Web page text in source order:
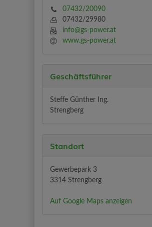
07432/20090
07432/29980
info@gs-power.at
www.gs-power.at
Geschäftsführer
Steffe Günther Ing.
Strengberg
Standort
Gewerbepark 3
3314 Strengberg
Auf Google Maps anzeigen